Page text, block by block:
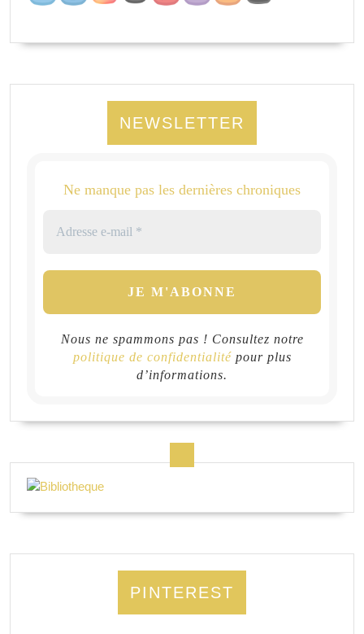
NEWSLETTER
Ne manque pas les dernières chroniques
Nous ne spammons pas ! Consultez notre
politique de confidentialitépour plus
d’informations.
PINTEREST